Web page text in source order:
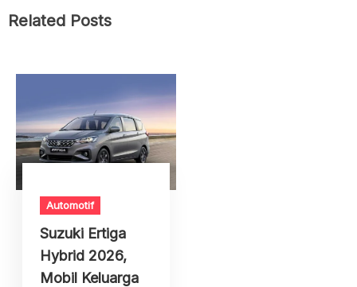
Related Posts
Automotif
Suzuki Ertiga
Hybrid 2026,
Mobil Keluarga